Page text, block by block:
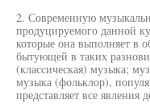
2. Современную
продуцируемого данной
которые она выполняет в
бытующей в таких
(классическая) музыка;
музыка (фольклор),
представляет все явления